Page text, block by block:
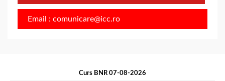
Email : comunicare@icc.ro
Curs BNR 07-08-2026